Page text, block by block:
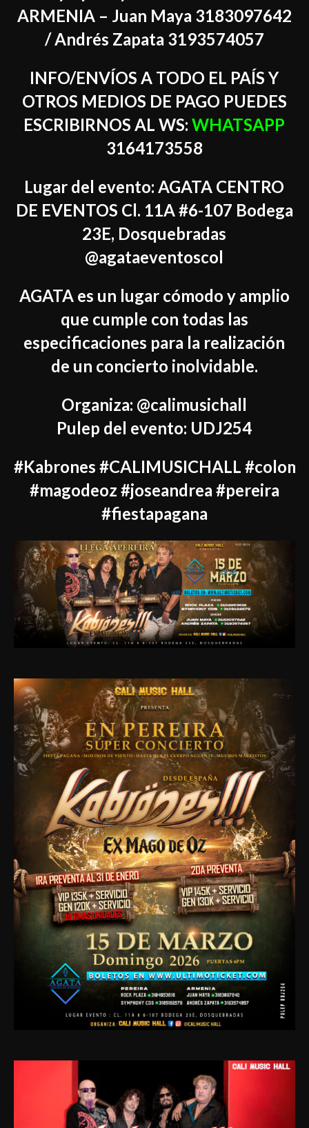
ARMENIA – Juan Maya 3183097642
/ Andrés Zapata 3193574057
INFO/ENVÍOS A TODO EL PAÍS Y
OTROS MEDIOS DE PAGO PUEDES
ESCRIBIRNOS AL WS:WHATSAPP
3164173558
Lugar del evento: AGATA CENTRO
DE EVENTOS Cl. 11A #6-107 Bodega
23E, Dosquebradas
@agataeventoscol
AGATA es un lugar cómodo y amplio
que cumple con todas las
especificaciones para la realización
de un concierto inolvidable.
Organiza: @calimusichall
Pulep del evento: UDJ254
#Kabrones #CALIMUSICHALL
#magodeoz #joseandrea #pereira
#fiestapagana